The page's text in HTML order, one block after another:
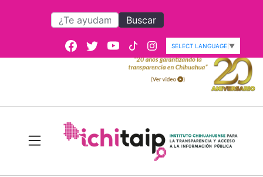
Buscar
SELECT LANGUAGE ▼